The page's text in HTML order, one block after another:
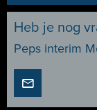
Heb je nog
Peps interim